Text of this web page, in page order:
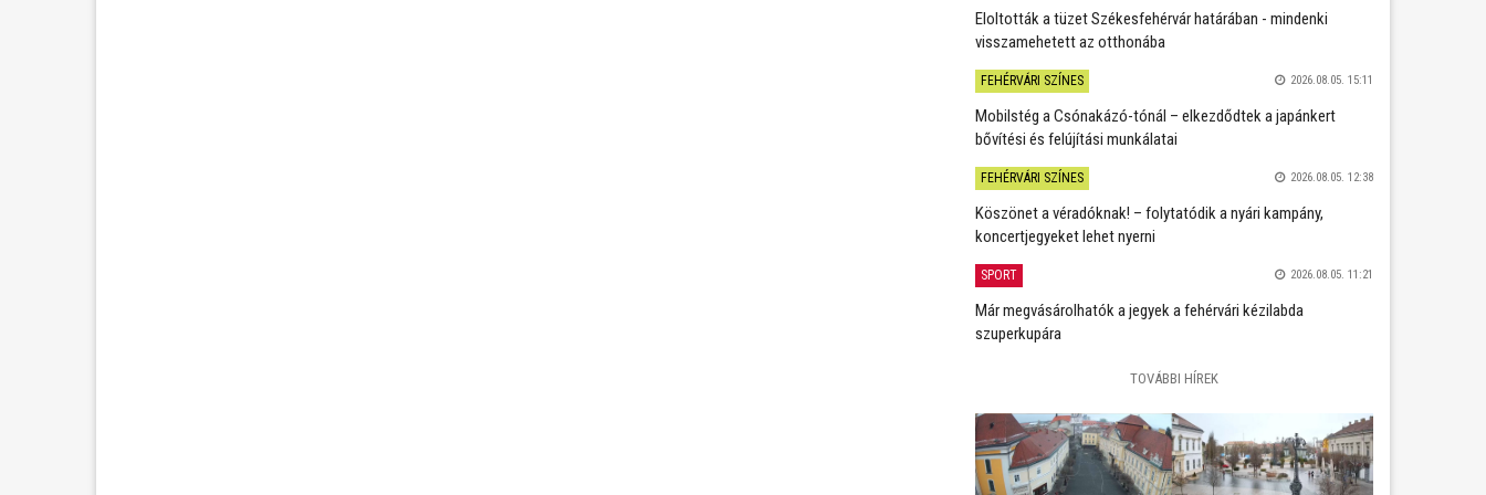
Eloltották a tüzet Székesfehérvár határában - mindenki
visszamehetett az otthonába
FEHÉRVÁRI SZÍNES 2026.08.05. 15:11
Mobilstég a Csónakázó-tónál – elkezdődtek a japánkert
bővítési és felújítási munkálatai
FEHÉRVÁRI SZÍNES 2026.08.05. 12:38
Köszönet a véradóknak! – folytatódik a nyári kampány,
koncertjegyeket lehet nyerni
SPORT 2026.08.05. 11:21
Már megvásárolhatók a jegyek a fehérvári kézilabda
szuperkupára
TOVÁBBI HÍREK